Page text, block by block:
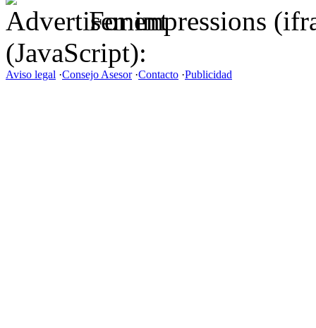
For impressions
(JavaScript):
Aviso legal ·Consejo Asesor·Contacto ·Publicidad